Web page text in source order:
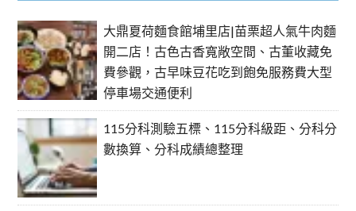
大鼎夏荷麵食館埔里店|苗栗超人氣牛肉麵
開二店！古色古香寬敞空間、古董收藏免
費參觀，古早味豆花吃到飽免服務費大型
停車場交通便利
115分科測驗五標、115分科級距、分科分
數換算、分科成績總整理